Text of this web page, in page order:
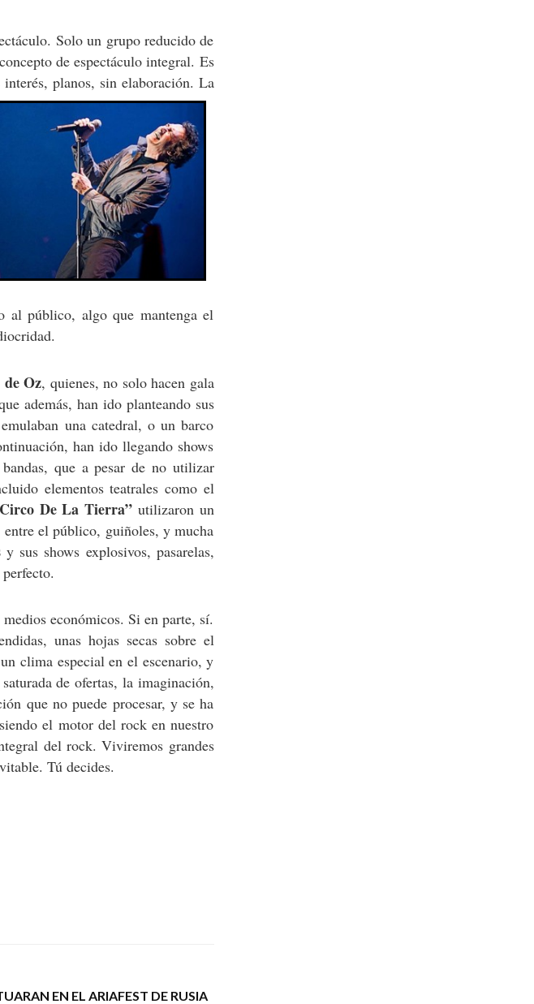
Solo un grupo reducido de
de espectáculo integral. Es
planos, sin elaboración. La
al público, algo que mantenga el
Oz, quienes, no solo hacen gala
además, han ido planteando sus
una catedral, o un barco
han ido llegando shows
que a pesar de no utilizar
elementos teatrales como el
De La Tierra” utilizaron un
el público, guiñoles, y mucha
y sus shows explosivos, pasarelas,
económicos. Si en parte, sí.
unas hojas secas sobre el
clima especial en el escenario, y
de ofertas, la imaginación,
que no puede procesar, y se ha
el motor del rock en nuestro
del rock. Viviremos grandes
Tú decides.
EN EL ARIAFEST DE RUSIA